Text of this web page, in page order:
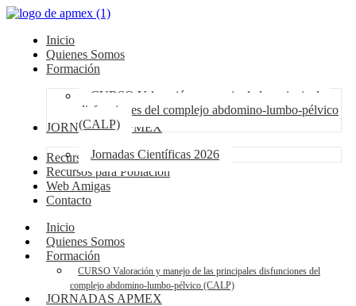
Inicio
Quienes Somos
Formación
CURSO Valoración y manejo de las principales
disfunciones del complejo abdomino-lumbo-pélvico
(CALP)
JORNADAS APMEX
Jornadas Científicas 2026
Recursos para socias
Recursos para Población
Web Amigas
Contacto
Inicio
Quienes Somos
Formación
CURSO Valoración y manejo de las principales disfunciones del
complejo abdomino-lumbo-pélvico (CALP)
JORNADAS APMEX